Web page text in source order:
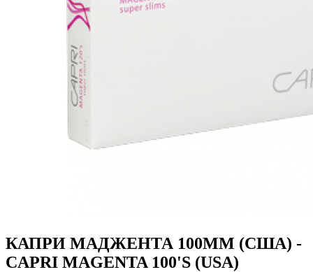
КАПРИ МАДЖЕНТА 100ММ (США) -
CAPRI MAGENTA 100'S (USA)